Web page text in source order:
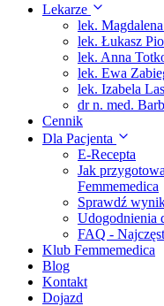
Lekarze
lek.
lek. Łukasz
lek. Anna
lek. Ewa
lek. Izabela
dr n. med.
Cennik
Dla Pacjenta
E-Recepta
Jak
Femmemedica
Sprawdź
Udogodnienia
FAQ -
Klub Femmemedica
Blog
Kontakt
Dojazd